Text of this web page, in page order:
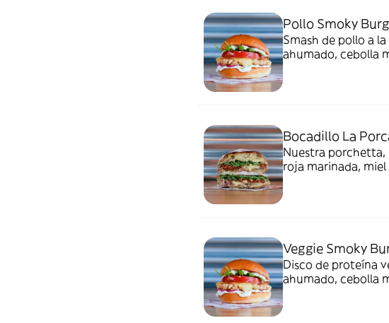
Pollo Smoky
Smash de pollo a
ahumado, cebolla
Bocadillo La
Nuestra porchetta,
roja marinada,
Veggie Smoky
Disco de proteína
ahumado, cebolla